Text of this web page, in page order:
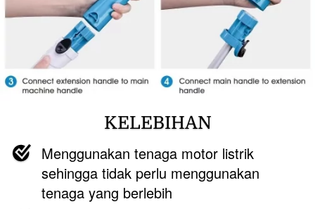
KELEBIHAN
Menggunakan tenaga motor listrik
sehingga tidak perlu menggunakan
tenaga yang berlebih